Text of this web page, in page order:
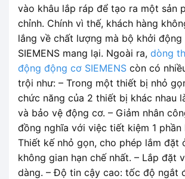
vào khâu lắp ráp để tạo ra một sản
chỉnh. Chính vì thế, khách hàng
lắng về chất lượng mà bộ khởi
SIEMENS mang lại. Ngoài ra, dòng
động động cơ SIEMENS còn có
trội như: – Trong một thiết bị nhỏ
chức năng của 2 thiết bị khác nhau
và bảo vệ động cơ. – Giảm nhân
đồng nghĩa với việc tiết kiệm 1 phần
Thiết kế nhỏ gọn, cho phép lắm đặt
không gian hạn chế nhất. – Lắp đặt
dàng. – Độ tin cậy cao: tốc độ ngắt